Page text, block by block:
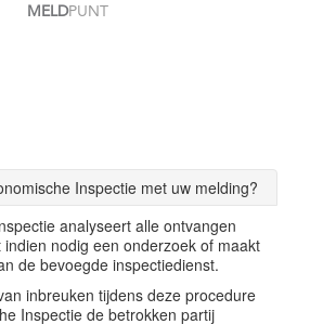
MELDPUNT
Inspectie met uw melding?
analyseert alle ontvangen
nodig een onderzoek of maakt
de bevoegde inspectiedienst.
inbreuken tijdens deze procedure
Inspectie de betrokken partij